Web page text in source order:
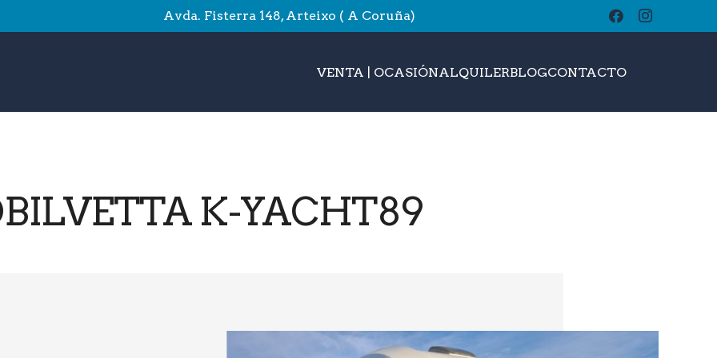
Avda. Fisterra 148, Arteixo ( A Coruña)
VENTA | OCASIÓNALQUILERBLOGCONTACTObuscar
K-YACHT89